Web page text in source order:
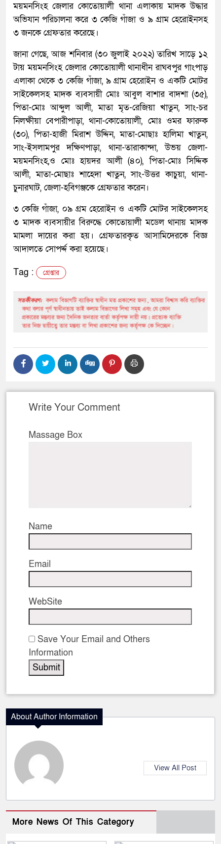
ময়মনসিংহ জেলার কোতোয়ালী থানা এলাকায় মাদক উদ্ধার
অভিযান পরিচালনা করে ৩ কেজি গাঁজা ও ৯ গ্রাম হেরোইনসহ
৩ জনকে গ্রেফতার করেছে।
জানা গেছে, আজ শনিবার (৩০ জুলাই ২০২২) তারিখ সাড়ে ১২
টায় ময়মনসিংহ জেলার কোতোয়ালী থানাধীন রাঘবপুর গাংপাড়
এলাকা থেকে ৩ কেজি গাঁজা, ৯ গ্রাম হেরোইন ও একটি মোটর
সাইকেলসহ মাদক ব্যবসায়ী মোঃ আবুল বাশার বাদশা (৩৫),
পিতা-মোঃ আব্দুল আলী, মাতা মৃত-রেজিয়া খাতুন, সাং-চর
নিলক্ষীয়া বেপারীপাড়া, থানা-কোতোয়ালী, মোঃ ওমর ফারুক
(৩০), পিতা-হাজী মিরাশ উদ্দিন, মাতা-মোছাঃ হালিমা খাতুন,
সাং-ইসলামপুর দক্ষিণপাড়া, থানা-তারাকান্দা, উভয় জেলা-
ময়মনসিংহ,ও মোঃ হায়দর আলী (৪০), পিতা-মোঃ সিদ্দিক
আলী, মাতা-মোছাঃ শাহেদা খাতুন, সাং-উত্তর কাচুয়া, থানা-
চুনারঘাট, জেলা-হবিগঞ্জকে গ্রেফতার করেন।
৩ কেজি গাঁজা, ০৯ গ্রম হেরোইন ও একটি মোটর সাইকেলসহ
৩ মাদক ব্যবসায়ীর বিরুদ্ধে কোতোয়ালী মডেল থানায় মাদক
মামলা দায়ের করা হয়। গ্রেফতারকৃত আসামিদেরকে বিজ্ঞ
আদালতে সোপর্দ্দ করা হয়েছে।
Tag : গ্রেপ্তার
Write Your Comment
Massage Box
Name
Email
WebSite
Save Your Email and Others
Information
About Author Information
View All Post
More News Of This Category